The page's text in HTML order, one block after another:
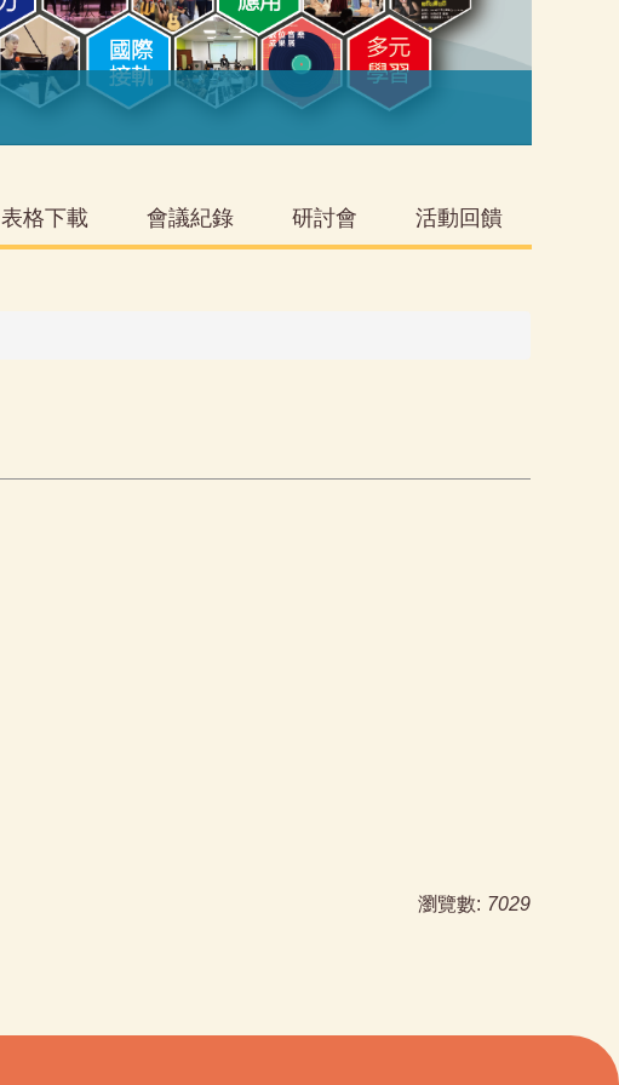
表格下載 會議紀錄 研討會 活動回饋
瀏覽數: 7029